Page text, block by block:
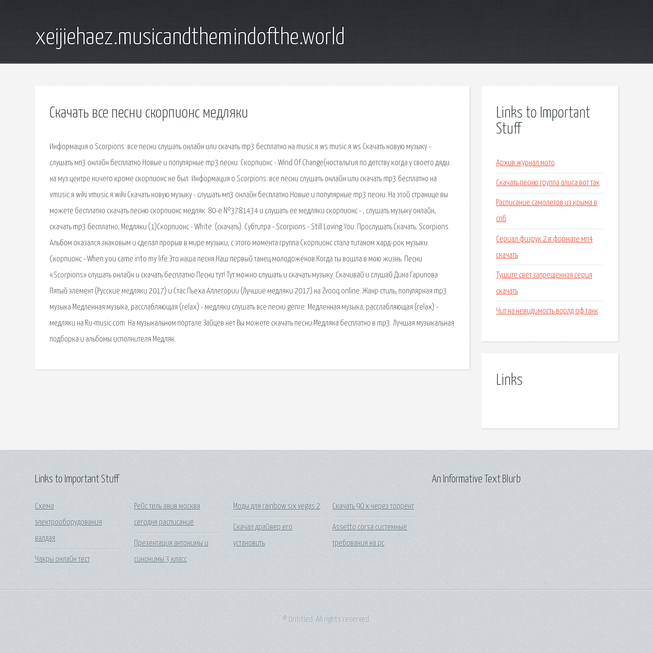
xeijiehaez.musicandthemindofthe.world
Скачать все песни скорпионс медляки
Информация о Scorpions: все песни слушать онлайн или скачать mp3 бесплатно на music.я.ws music.я.ws Скачать новую музыку -
слушать мп3 онлайн бесплатно Новые и популярные mp3 песни. Скорпионс - Wind Of Change(ностальгия по детству когда у своего дяди
на муз.центре ничего кроме скорпионс не был. Информация о Scorpions: все песни слушать онлайн или скачать mp3 бесплатно на
vmusic.я.wiki vmusic.я.wiki Скачать новую музыку - слушать мп3 онлайн бесплатно Новые и популярные mp3 песни. На этой странице вы
можете бесплатно скачать песню скорпионс медляк. 80-е №3781434 и слушать ее медляки скорпионс - , слушать музыку онлайн,
скачать mp3 бесплатно, Медляки (1)Скорпионс - White. (скачать). Субтитра - Scorpions - Still Loving You. Прослушать Скачать. Scorpions.
Альбом оказался знаковым и сделал прорыв в мире музыки, с этого момента группа Скорпионс стала титаном хард-рок музыки.
Скорпионс - When you came into my life.Это наша песня.Наш первый танец молодожёнов.Когда ты вошла в мою жизнь. Песни
«Scorpions» слушать онлайн и скачать бесплатно Песни тут! Тут можно слушать и скачать музыку. Скачивай и слушай Дина Гарипова
Пятый элемент (Русские медляки 2017) и Стас Пьеха Аллегории (Лучшие медляки 2017) на Zvooq.online. Жанр стиль, популярная mp3
музыка Медленная музыка, расслабляющая (relax) - медляки слушать все песни genre: Медленная музыка, расслабляющая (relax) -
медляки на Ru-music.com. На музыкальном портале Зайцев.нет Вы можете скачать песни Медляка бесплатно в mp3. Лучшая музыкальная
подборка и альбомы исполнителя Медляк.
Links to Important
Stuff
Архив журнал мото
Скачать песню группа алиса вот так
Расписание самолетов из крыма в
спб
Сериал физрук 2 в формате мп4
скачать
Тушите свет запрещенная серия
скачать
Чит на невидимость ворлд оф танк
Links
Links to Important Stuff
Схема
электрооборудования
валдая
Чакры онлайн тест
Рейс тель авив москва
сегодня расписание
Презентация антонимы и
синонимы 3 класс
Моды для rainbow six vegas 2
Скачал драйвер его
установить
Скачать 90 х через торрент
Assetto corsa системные
требования на pc
An Informative Text Blurb
© Untitled. All rights reserved.